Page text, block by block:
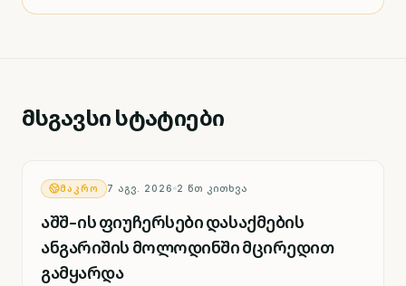
მსგავსი სტატიები
ᲛᲐᲙᲠᲝ 7 ᲐᲒᲕ. 2026 2 ᲬᲗ ᲙᲘᲗᲮᲕᲐ
აშშ-ის ფიუჩერსები დასაქმების
ანგარიშის მოლოდინში მცირედით
გამყარდა